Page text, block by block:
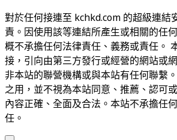
對於任何接連至 kchkd.com 的超級連結
責。因使用該等連結所產生或相關的任
概不承擔任何法律責任、義務或責任。
接，引向由第三方發行或經營的網站或
非本站的聯營機構或與本站有任何聯繫
之用，並不視為本站同意、推薦、認可
內容正確、全面及合法。本站不承擔任
任。